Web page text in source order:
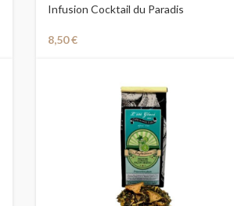
Infusion Cocktail du Paradis
8,50€